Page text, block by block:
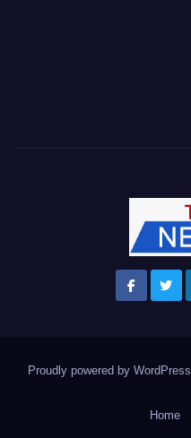
Proudly powered by WordPress
Home